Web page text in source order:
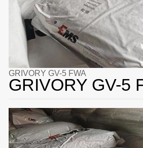
GRIVORY GV-5 FWA
GRIVORY GV-5